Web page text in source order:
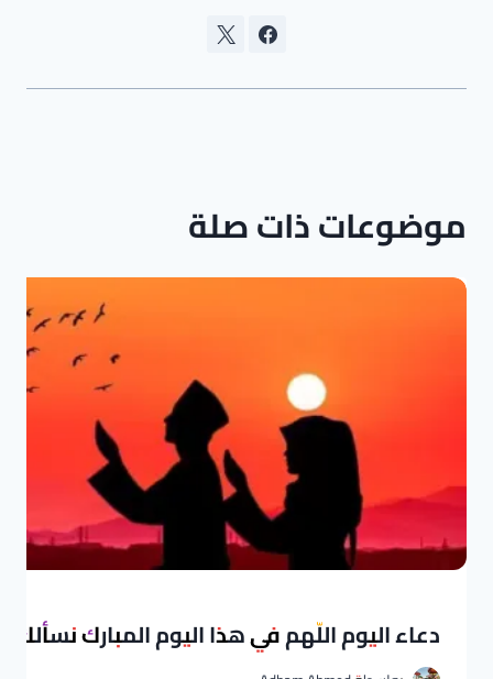
موضوعات ذات صلة
دعاء اليوم اللّهم في هذا اليوم المبارك نسألك